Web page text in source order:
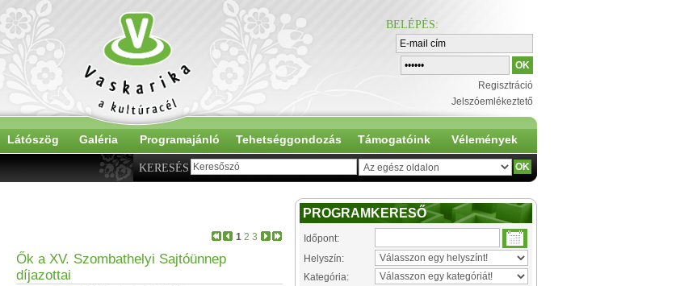
BELÉPÉS:
Regisztráció
Jelszóemlékeztető
Látószög Galéria Programajánló Tehetséggondozás Támogatóink Vélemények
KERESÉS
1 2 3
Ők a XV. Szombathelyi Sajtóünnep
díjazottai
PROGRAMKERESŐ
Időpont:
Helyszín:
Kategória: